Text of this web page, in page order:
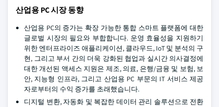
산업용 PC 시장 동향
산업용 PC의 증가는 확장 가능한 통합 스마트 플랫폼에 대한
글로벌 시장의 필요와 부합합니다. 운영 효율성을 지원하기
위한 엔터프라이즈 애플리케이션, 클라우드, IoT 및 분석의 구
현, 그리고 부서 간의 더욱 강화된 협업과 실시간 의사결정에
대한 개선된 액세스 지원은 제조, 의료, 은행/금융 및 보험, 보
안, 지능형 인프라, 그리고 산업용 PC 부문의 IT 서비스 제공
자로부터의 수익 증가를 초래했습니다.
디지털 변환, 자동화 및 복잡한 데이터 관리 솔루션으로 전환